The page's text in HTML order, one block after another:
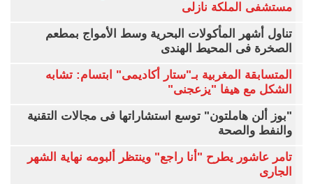
مستشفى الملكة نازلى
تناول أشهر المأكولات البحرية وسط الأمواج بمطعم
الصخرة فى المحيط الهندى
المتسابقة المغربية بـ"ستار أكاديمى" ابتسام: تشابه
الشكل مع هيفا "يزعجنى"
"بوز ألن هاملتون" توسع استشاراتها فى مجالات التقنية
والنفط والصحة
تامر عاشور يطرح "أنا راجع" وينتظر ألبومه نهاية الشهر
الجارى